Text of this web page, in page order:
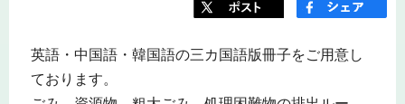
英語・中国語・韓国語の三カ国語版冊子をご用意し
ております。